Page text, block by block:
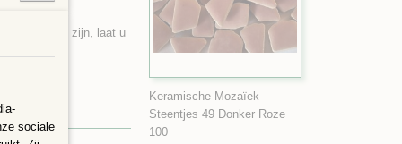
zijn zoals ze zijn, laat u
Keramische Mozaïek
Steentjes 49 Donker Roze
100
sociale